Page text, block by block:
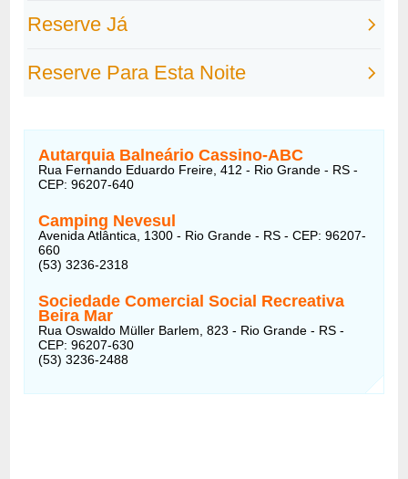
Autarquia Balneário Cassino-ABC
Rua Fernando Eduardo Freire, 412 - Rio Grande - RS -
CEP: 96207-640
Camping Nevesul
Avenida Atlântica, 1300 - Rio Grande - RS - CEP: 96207-
660
(53) 3236-2318
Sociedade Comercial Social Recreativa
Beira Mar
Rua Oswaldo Müller Barlem, 823 - Rio Grande - RS -
CEP: 96207-630
(53) 3236-2488